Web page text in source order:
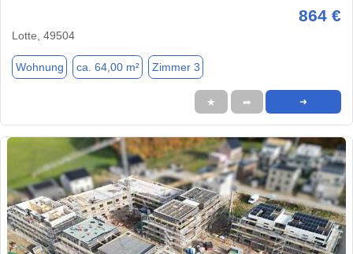
864 €
Lotte, 49504
Wohnung ca. 64,00 m² Zimmer 3
★ ➦ ➜